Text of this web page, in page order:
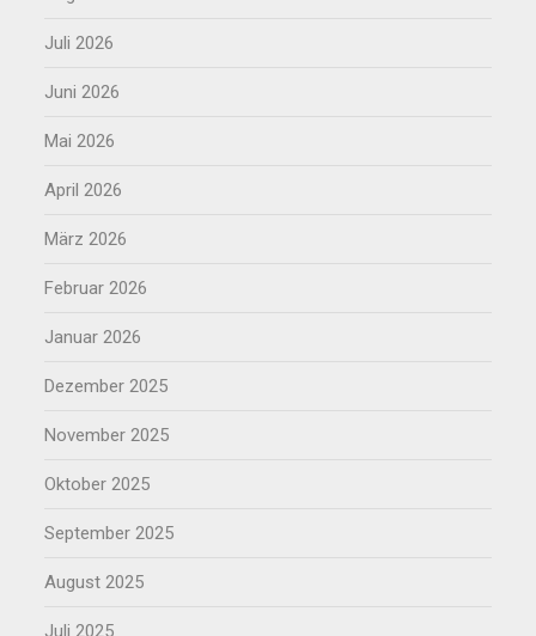
Juli 2026
Juni 2026
Mai 2026
April 2026
März 2026
Februar 2026
Januar 2026
Dezember 2025
November 2025
Oktober 2025
September 2025
August 2025
Juli 2025